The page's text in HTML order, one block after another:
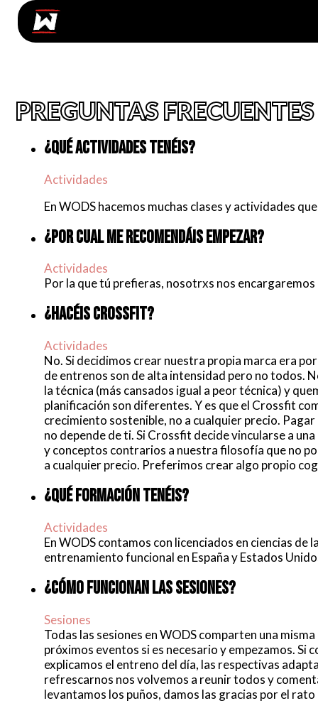
PREGUNTAS FRECUENTES
¿QUÉ ACTIVIDADES TENÉIS?
Actividades
En WODS hacemos muchas clases y actividades
¿POR CUAL ME RECOMENDÁIS EMPEZAR?
Actividades
Por la que tú prefieras, nosotrxs nos
¿HACÉIS CROSSFIT?
Actividades
No. Si decidimos crear nuestra propia marca era
de entrenos son de alta intensidad pero no todos.
la técnica (más cansados igual a peor técnica) y
planificación son diferentes. Y es que el Crossfit
crecimiento sostenible, no a cualquier precio.
no depende de ti. Si Crossfit decide vincularse a
y conceptos contrarios a nuestra filosofía que no
a cualquier precio. Preferimos crear algo propio
¿QUÉ FORMACIÓN TENÉIS?
Actividades
En WODS contamos con licenciados en ciencias
entrenamiento funcional en España y Estados
¿CÓMO FUNCIONAN LAS SESIONES?
Sesiones
Todas las sesiones en WODS comparten una
próximos eventos si es necesario y empezamos. Si
explicamos el entreno del día, las respectivas
refrescarnos nos volvemos a reunir todos y
levantamos los puños, damos las gracias por el